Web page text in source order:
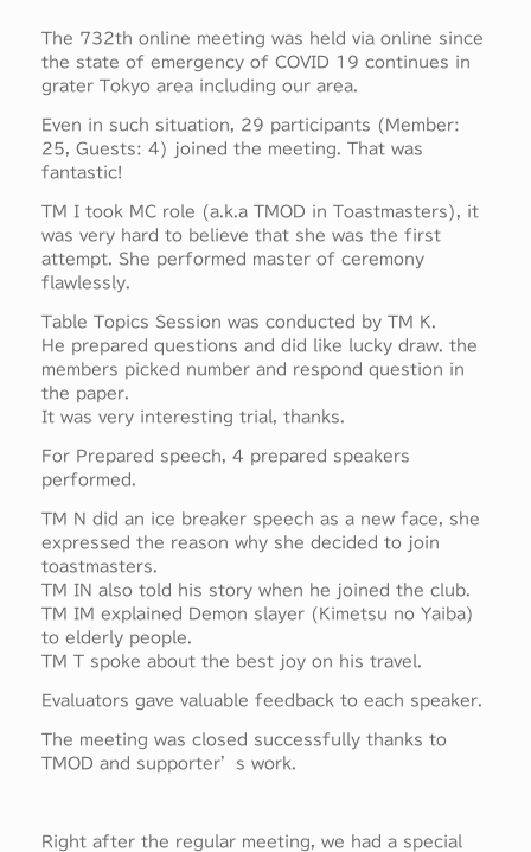
The 732th online meeting was held via online since
the state of emergency of COVID 19 continues in
grater Tokyo area including our area.
Even in such situation, 29 participants (Member:
25, Guests: 4) joined the meeting. That was
fantastic!
TM I took MC role (a.k.a TMOD in Toastmasters), it
was very hard to believe that she was the first
attempt. She performed master of ceremony
flawlessly.
Table Topics Session was conducted by TM K.
He prepared questions and did like lucky draw. the
members picked number and respond question in
the paper.
It was very interesting trial, thanks.
For Prepared speech, 4 prepared speakers
performed.
TM N did an ice breaker speech as a new face, she
expressed the reason why she decided to join
toastmasters.
TM IN also told his story when he joined the club.
TM IM explained Demon slayer (Kimetsu no Yaiba)
to elderly people.
TM T spoke about the best joy on his travel.
Evaluators gave valuable feedback to each speaker.
The meeting was closed successfully thanks to
TMOD and supporter’s work.
Right after the regular meeting, we had a special